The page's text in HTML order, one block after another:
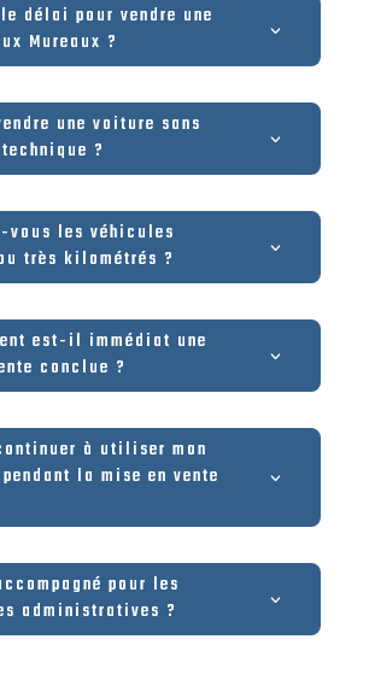
délai pour vendre une
Mureaux ?
une voiture sans
?
vous les véhicules
très kilométrés ?
est-il immédiat une
conclue ?
à utiliser mon
la mise en vente
pour les
administratives ?